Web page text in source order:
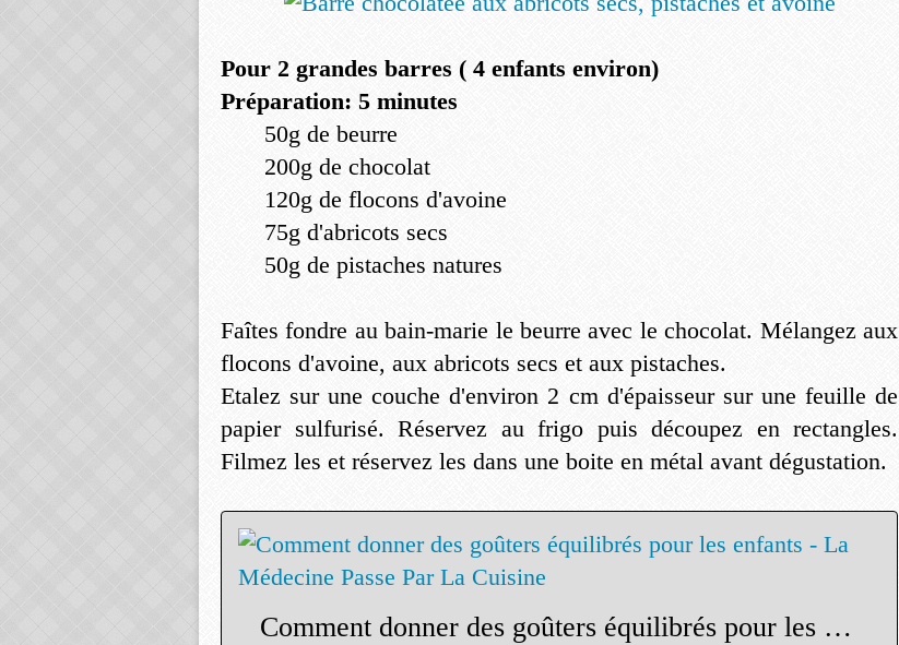
Pour 2 grandes barres ( 4 enfants environ)
Préparation: 5 minutes
50g de beurre
200g de chocolat
120g de flocons d'avoine
75g d'abricots secs
50g de pistaches natures
Faîtes fondre au bain-marie le beurre avec le chocolat. Mélangez aux
flocons d'avoine, aux abricots secs et aux pistaches.
Etalez sur une couche d'environ 2 cm d'épaisseur sur une feuille de
papier sulfurisé. Réservez au frigo puis découpez en rectangles.
Filmez les et réservez les dans une boite en métal avant dégustation.
Comment donner des goûters équilibrés pour les enfants - La Médecine Passe Par La Cuisine